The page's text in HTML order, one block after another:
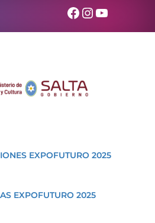
Facebook
Instagram
YouTube
EXPOFUTURO 2025
EXPOFUTURO 2025